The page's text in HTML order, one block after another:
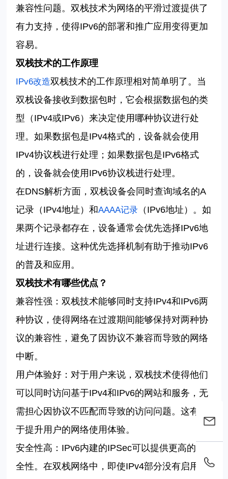
兼容性问题。双栈技术为网络的平滑过渡提供了
有力支持，使得IPv6的部署和推广应用变得更加
容易。
双栈技术的工作原理
IPv6改造双栈技术的工作原理相对简单明了。当
双栈设备接收到数据包时，它会根据数据包的类
型（ IPv4或IPv6）来决定使用哪种协议进行处
理。如果数据包是IPv4格式的，设备就会使用
IPv4协议栈进行处理；如果数据包是IPv6格式
的，设备就会使用 IPv6协议栈进行处理。
在DNS解析方面，双栈设备会同时查询域名的A
记录（ IPv4地址）和AAAA记录 （ IPv6地址）。如
果两个记录都存在，设备通常会优先选择IPv6地
址进行连接。这种优先选择机制有助于推动IPv6
的普及和应用。
双栈技术有哪些优点？
兼容性强：双栈技术能够同时支持IPv4和IPv6两
种协议，使得网络在过渡期间能够保持对两种协
议的兼容性，避免了因协议不兼容而导致的网络
中断。
用户体验好：对于用户来说，双栈技术使得他们
可以同时访问基于IPv4和IPv6的网站和服务，无
需担心因协议不匹配而导致的访问问题。这有助
于提升用户的网络使用体验。
安全性高： IPv6内建的IPSec可以提供更高的安
全性。在双栈网络中，即使IPv4部分没有启用